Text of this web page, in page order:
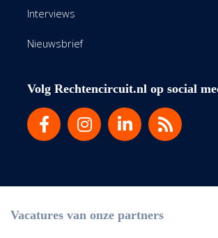
Interviews
Nieuwsbrief
Volg Rechtencircuit.nl op social
Vacatures van onze partners